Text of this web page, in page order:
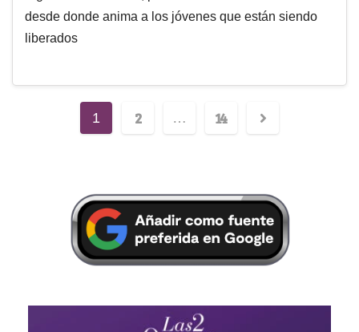
desde donde anima a los jóvenes que están siendo
liberados
1 2 … 14